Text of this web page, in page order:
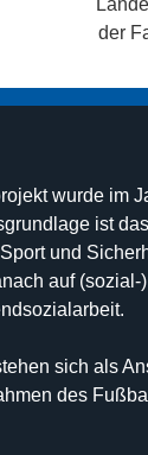
wurde im
ist
und
auf
sich als
des